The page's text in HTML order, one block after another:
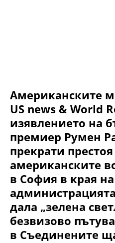
Американските
US news & World
изявлението на
премиер Румен
прекрати
американските
в София в края
дала „зелена
безвизово
в Съединените